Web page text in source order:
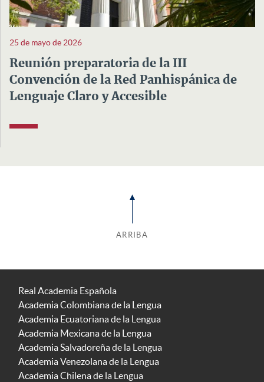
25 de mayo de 2026
Reunión preparatoria de la III
Convención de la Red Panhispánica de
Lenguaje Claro y Accesible
ARRIBA
Real Academia Española
Academia Colombiana de la Lengua
Academia Ecuatoriana de la Lengua
Academia Mexicana de la Lengua
Academia Salvadoreña de la Lengua
Academia Venezolana de la Lengua
Academia Chilena de la Lengua